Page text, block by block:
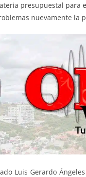
presupuestal para
nuevamente la
Luis Gerardo